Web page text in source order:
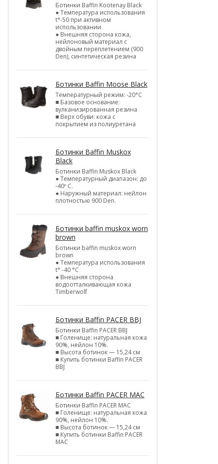
Ботинки Baffin Kootenay Black
● Температура использования
t°-50 при активном
использовании
● Внешняя сторона кожа,
нейлоновый материал с
двойным переплетением (900
Den), синтетическая резина
Ботинки Baffin Moose Black
Температурный режим: -20°С
■ Базовое основание:
вулканизированная резина
■ Верх обуви: кожа с
покрытием из полиуретана
Ботинки Baffin Muskox
Black
Ботинки Baffin Muskox Black
● Температурный диапазон: до
-40º C.
● Наружный материал: нейлон
плотностью 900 Den.
Ботинки baffin muskox worn
brown
Ботинки baffin muskox worn
brown
● Температура использования
t° -40 °C
● Внешняя сторона
водоотталкивающая кожа
Timberwolf
Ботинки Baffin PACER BBJ
Ботинки Baffin PACER BBJ
■ Голенище: натуральная кожа
90%, нейлон 10%.
■ Высота ботинок — 15,24 см
■ Купить ботинки Baffin PACER
BBJ
Ботинки Baffin PACER MAC
Ботинки Baffin PACER MAC
■ Голенище: натуральная кожа
90%, нейлон 10%.
■ Высота ботинок — 15,24 см
■ Купить ботинки Baffin PACER
MAC